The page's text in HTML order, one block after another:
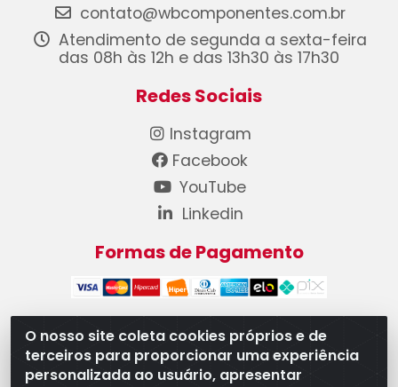
O nosso site coleta cookies próprios e de
terceiros para proporcionar uma experiência
personalizada ao usuário, apresentar
contato@wbcomponentes.com.br
Atendimento de segunda a sexta-feira
das 08h às 12h e das 13h30 às 17h30
Redes Sociais
Instagram
Facebook
YouTube
Linkedin
Formas de Pagamento
WB Componentes Automotivos LTDA - CNPJ
08.528.393/0001-12 - Rua do Níquel, 667 - Parque